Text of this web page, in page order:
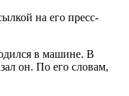
на его пресс-
в машине. В
он. По его словам,